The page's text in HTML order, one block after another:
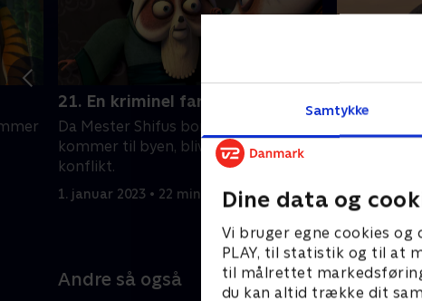
Samtykke
Dine data og
Vi bruger egne cookies
PLAY, til statistik og til at
til målrettet
du kan altid trække dit
21. En kriminel far
Da Mester Shifus bondefangerfar
kommer til byen, bliver Po fanget i en
konflikt.
1. januar 2023 • 22 min
2.
1. januar
Andre så også